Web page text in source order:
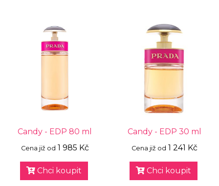
Candy - EDP 80 ml
Cena již od 1 985 Kč
Chci koupit
Candy - EDP 30 ml
Cena již od 1 241 Kč
Chci koupit